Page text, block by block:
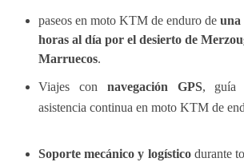
paseos en moto KTM de enduro de una
horas al día por el desierto de
Marruecos.
Viajes con navegación GPS, guía
asistencia continua en moto KTM de
Soporte mecánico y logísticodurante